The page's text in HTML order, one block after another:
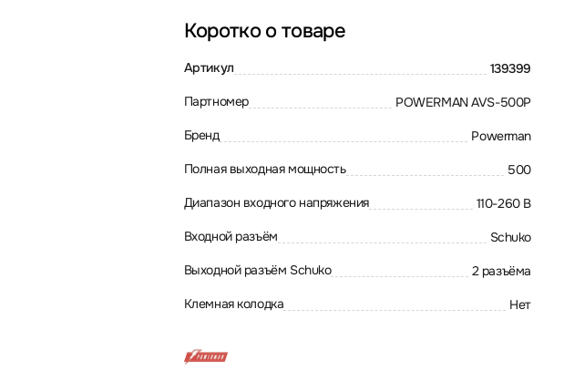
Коротко о товаре
Артикул 139399
Партномер POWERMAN AVS-500P
Бренд Powerman
Полная выходная мощность 500
Диапазон входного напряжения 110-260 В
Входной разъём Schuko
Выходной разъём Schuko 2 разъёма
Клемная колодка Нет